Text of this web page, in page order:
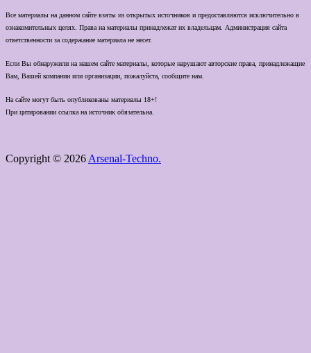
Все материалы на данном сайте взяты из открытых источников и предоставляются исключительно в
ознакомительных целях. Права на материалы принадлежат их владельцам. Администрация сайта
ответственности за содержание материала не несет.
Если Вы обнаружили на нашем сайте материалы, которые нарушают авторские права, принадлежащие
Вам, Вашей компании или организации, пожалуйста, сообщите нам.
На сайте могут быть опубликованы материалы 18+!
При цитировании ссылка на источник обязательна.
Copyright © 2026 Arsenal-Techno.